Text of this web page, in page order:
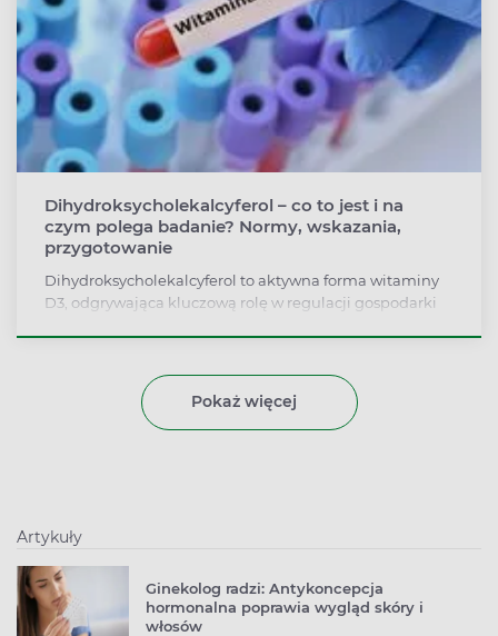
może powodować stany depresyjne. Czym zatem jest
dopamina?
Dihydroksycholekalcyferol – co to jest i na
czym polega badanie? Normy, wskazania,
przygotowanie
Dihydroksycholekalcyferol to aktywna forma witaminy
D3, odgrywająca kluczową rolę w regulacji gospodarki
przypadku zaburzeń związanych z funkcjonowaniem
tych struktur. Najczęściej są to schorzenia takie jak
osteoporoza, krzywica czy nadczynność przytarczyc.
Pokaż więcej
Artykuły
Ginekolog radzi: Antykoncepcja
hormonalna poprawia wygląd skóry i
włosów